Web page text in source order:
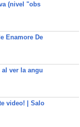
(nivel "obs
Enamore De
ver la angu
video! | Salo